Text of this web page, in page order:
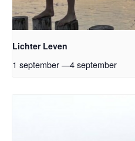
Lichter Leven
1 september—4 september